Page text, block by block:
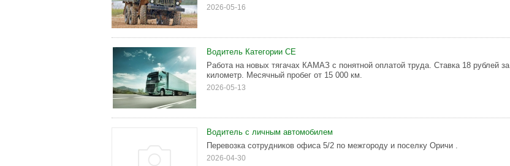
2026-05-16
Водитель Категории СЕ
Работа на новых тягачах КАМАЗ с понятной оплатой труда. Ставка 18 рублей за
километр. Месячный пробег от 15 000 км.
2026-05-13
Водитель с личным автомобилем
Перевозка сотрудников офиса 5/2 по межгороду и поселку Оричи .
2026-04-30